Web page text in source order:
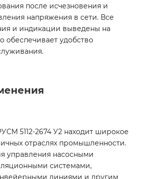
после исчезновения и
напряжения в сети. Все
и индикации выведены на
обеспечивает удобство
5112-2674 У2 находит широкое
отраслях промышленности.
управления насосными
системами,
линиями и другим